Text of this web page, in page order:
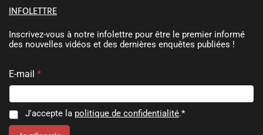
INFOLETTRE
Inscrivez-vous à notre infolettre pour être le premier informé
des nouvelles vidéos et des dernières enquêtes publiées !
E-mail *
C
o
C
o
J'accepte la politique de confidentialité.*